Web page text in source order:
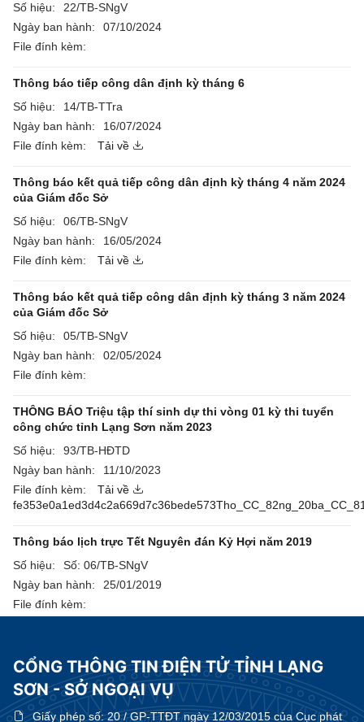
Số hiệu:
22/TB-SNgV
Ngày ban hành:
07/10/2024
File đính kèm:
Thông báo tiếp công dân định kỳ tháng 6
Số hiệu:
14/TB-TTra
Ngày ban hành:
16/07/2024
File đính kèm:
Tải về
Thông báo kết quả tiếp công dân định kỳ tháng 4 năm 2024
của Giám đốc Sở
Số hiệu:
06/TB-SNgV
Ngày ban hành:
16/05/2024
File đính kèm:
Tải về
Thông báo kết quả tiếp công dân định kỳ tháng 3 năm 2024
của Giám đốc Sở
Số hiệu:
05/TB-SNgV
Ngày ban hành:
02/05/2024
File đính kèm:
THÔNG BÁO Triệu tập thí sinh dự thi vòng 01 kỳ thi tuyển
công chức tỉnh Lạng Sơn năm 2023
Số hiệu:
93/TB-HĐTD
Ngày ban hành:
11/10/2023
File đính kèm:
Tải về
Thông báo lịch trực Tết Nguyên đán Kỷ Hợi năm 2019
Số hiệu:
Số: 06/TB-SNgV
Ngày ban hành:
25/01/2019
File đính kèm:
CỔNG THÔNG TIN ĐIỆN TỬ TỈNH LẠNG
SƠN - SỞ NGOẠI VỤ
Giấy phép số:20 / GP-TTĐT ngày 12/03/2015 của Cục phát